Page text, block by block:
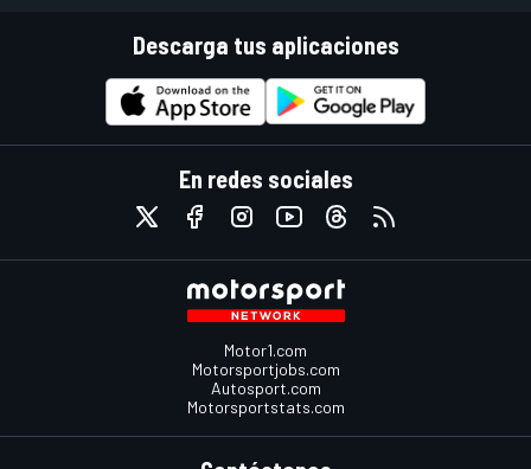
Descarga tus aplicaciones
En redes sociales
Motor1.com
Motorsportjobs.com
Autosport.com
Motorsportstats.com